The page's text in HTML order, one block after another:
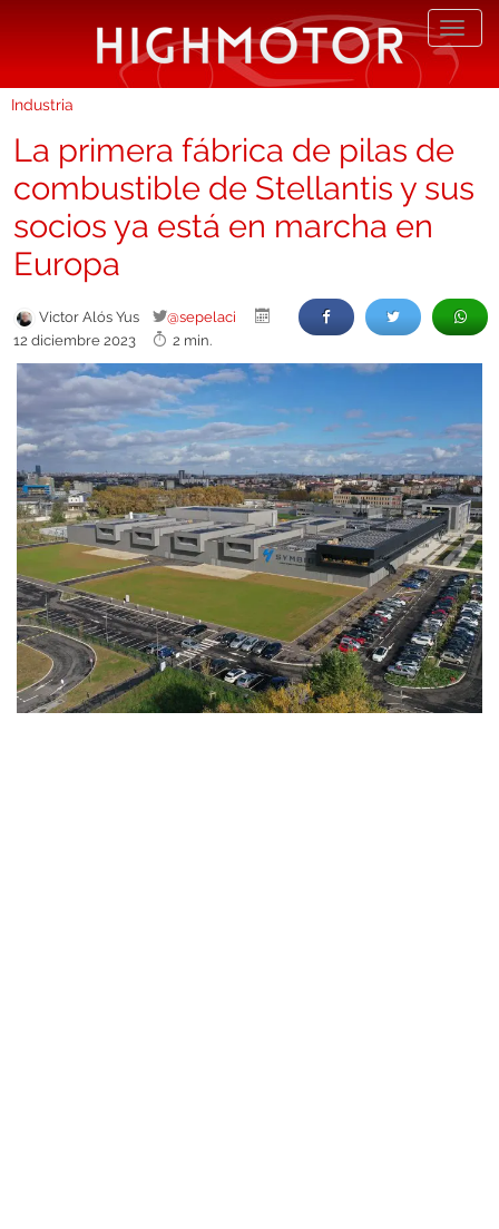
Industria
La primera fábrica de pilas de
combustible de Stellantis y sus
socios ya está en marcha en
Europa
Victor Alós Yus
@sepelaci
12 diciembre 2023
2 min.